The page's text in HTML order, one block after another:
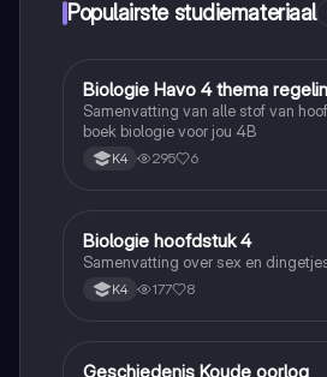
Populairste studiemateriaal
Biologie
Biologie Havo 4 thema
Samenvatting van alle stof van
boek biologie voor jou 4B
K4 295 6
Biologie
Biologie hoofdstuk 4
Samenvatting over sex en
K4 177 8
Geschiedenis
Geschiedenis Koude oorlog